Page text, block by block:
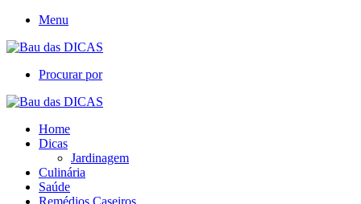
Menu
Procurar por
Home
Dicas
Jardinagem
Culinária
Saúde
Remédios Caseiros